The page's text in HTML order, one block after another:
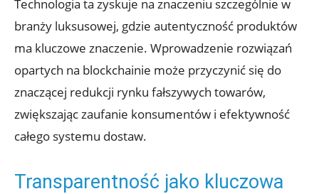
Technologia ta​ zyskuje na znaczeniu szczególnie w
branży luksusowej, gdzie autentyczność produktów
ma kluczowe ⁤znaczenie. Wprowadzenie rozwiązań
opartych na blockchainie‍ może przyczynić się do
znaczącej redukcji rynku fałszywych towarów,
zwiększając zaufanie konsumentów i efektywność
całego systemu dostaw.
Transparentność jako kluczowa